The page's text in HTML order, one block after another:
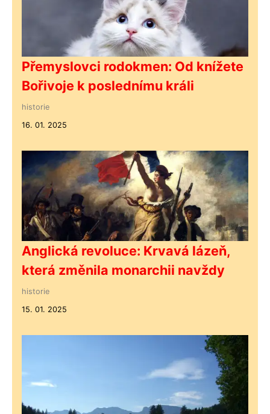
Přemyslovci rodokmen: Od knížete
Bořivoje k poslednímu králi
historie
16. 01. 2025
Anglická revoluce: Krvavá lázeň,
která změnila monarchii navždy
historie
15. 01. 2025